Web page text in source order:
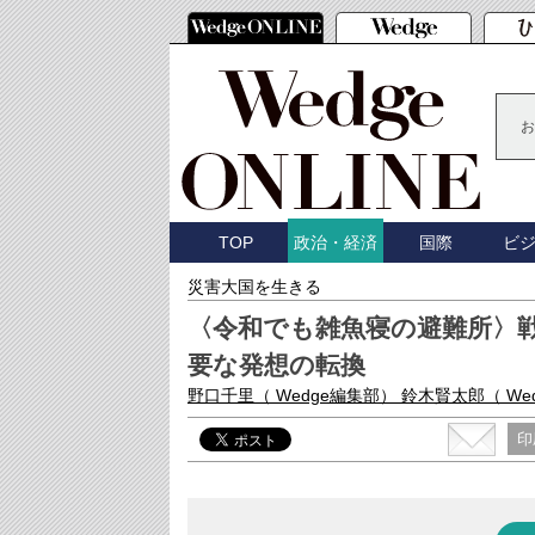
TOP 政治・経済 国際 ビ
災害大国を生きる
〈令和でも雑魚寝の避難所
要な発想の転換
野口千里 （ Wedge編集部） 鈴木賢太郎 （